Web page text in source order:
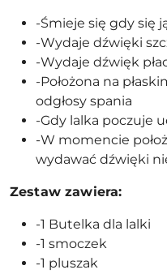
-Śmieje się gdy się
-Wydaje dźwięki
-Wydaje dźwięk
-Położona na
odgłosy spania
-Gdy lalka poczuje
-W momencie
wydawać dźwięki
Zestaw zawiera:
-1 Butelka dla lalki
-1 smoczek
-1 pluszak